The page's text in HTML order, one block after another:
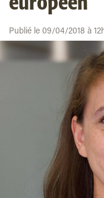
Publié le 09/04/2018 à